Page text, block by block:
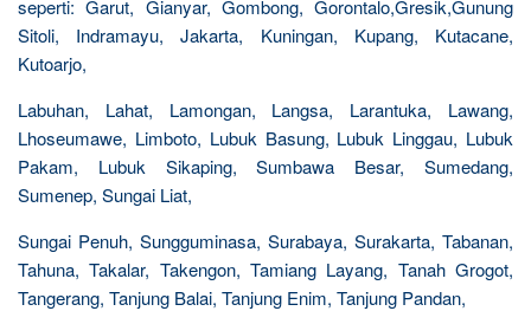
seperti: Garut, Gianyar, Gombong, Gorontalo,Gresik,Gunung
Sitoli, Indramayu, Jakarta, Kuningan, Kupang, Kutacane,
Kutoarjo,
Labuhan, Lahat, Lamongan, Langsa, Larantuka, Lawang,
Lhoseumawe, Limboto, Lubuk Basung, Lubuk Linggau, Lubuk
Pakam, Lubuk Sikaping, Sumbawa Besar, Sumedang,
Sumenep, Sungai Liat,
Sungai Penuh, Sungguminasa, Surabaya, Surakarta, Tabanan,
Tahuna, Takalar, Takengon, Tamiang Layang, Tanah Grogot,
Tangerang, Tanjung Balai, Tanjung Enim, Tanjung Pandan,